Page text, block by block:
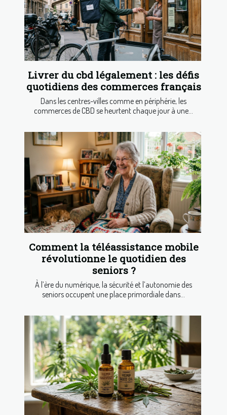
Livrer du cbd légalement : les défis
quotidiens des commerces français
Dans les centres-villes comme en périphérie, les
commerces de CBD se heurtent chaque jour à une...
Comment la téléassistance mobile
révolutionne le quotidien des
seniors ?
À l’ère du numérique, la sécurité et l’autonomie des
seniors occupent une place primordiale dans...